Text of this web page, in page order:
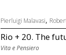
Pierluigi Malavasi,
Rio + 20. The
Vita e Pensiero